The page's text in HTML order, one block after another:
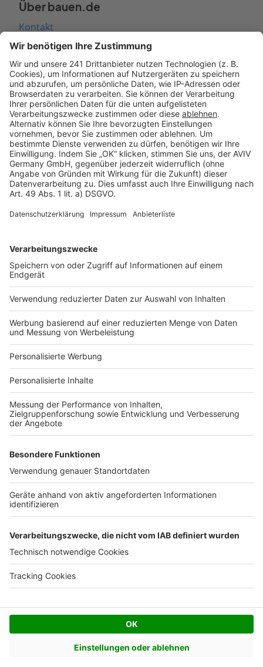
Über bauen.de
Kontakt
Seitenaufbau
Barrierefreiheit
Cookie Einstellungen
Rechtliches
AGB-Übersicht
Datenschutz
Impressum
Services
Bauprojekt-Quiz
Häuser-Suche
Hausanbieter-Suche
Bauprojekt-Profil
Für Unternehmen
Ihre Baufirma auf bauen.de
Kostenloses Infogespräch
© AVIV Germany GmbH - 2026
Facebook
Twitter